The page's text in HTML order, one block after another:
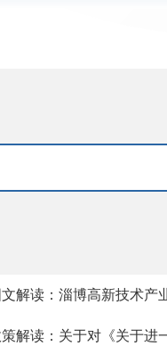
文解读：淄博高新技术产
解读：关于对《关于进